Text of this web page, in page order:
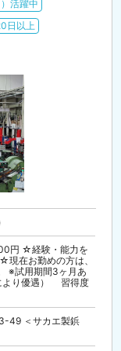
活躍中
日以上
円 ☆経験・能力を
現在お勤めの方は、
※試用期間3ヶ月あ
より優遇） 習得度
49 ＜サカエ製鋲